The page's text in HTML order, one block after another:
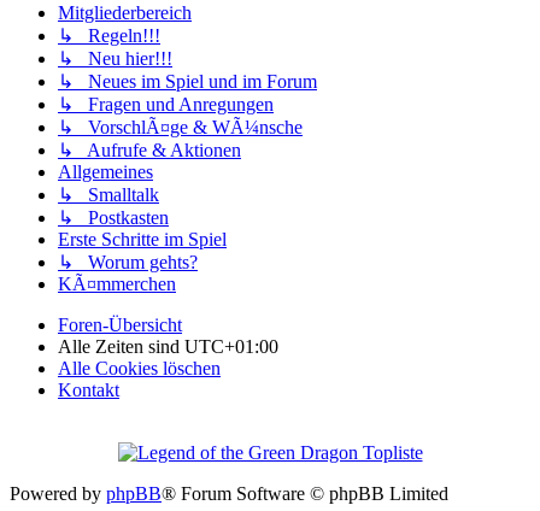
Mitgliederbereich
↳ Regeln!!!
↳ Neu hier!!!
↳ Neues im Spiel und im Forum
↳ Fragen und Anregungen
↳ VorschlÃ¤ge & WÃ¼nsche
↳ Aufrufe & Aktionen
Allgemeines
↳ Smalltalk
↳ Postkasten
Erste Schritte im Spiel
↳ Worum gehts?
KÃ¤mmerchen
Foren-Übersicht
Alle Zeiten sind UTC+01:00
Alle Cookies löschen
Kontakt
Powered by phpBB® Forum Software © phpBB Limited